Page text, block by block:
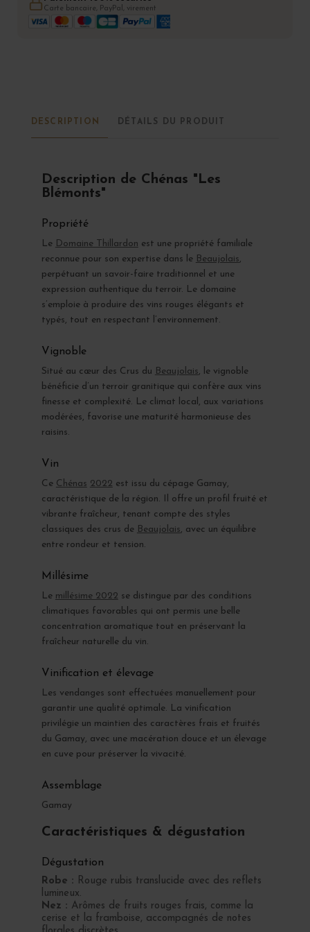
Carte bancaire, PayPal, virement
DESCRIPTION DÉTAILS DU PRODUIT
Description de Chénas "Les
Blémonts"
Propriété
Le Domaine Thillardon est une propriété familiale
reconnue pour son expertise dans le Beaujolais,
perpétuant un savoir-faire traditionnel et une
expression authentique du terroir. Le domaine
s’emploie à produire des vins rouges élégants et
typés, tout en respectant l’environnement.
Vignoble
Situé au cœur des Crus du Beaujolais, le vignoble
bénéficie d’un terroir granitique qui confère aux vins
finesse et complexité. Le climat local, aux variations
modérées, favorise une maturité harmonieuse des
raisins.
Vin
Ce Chénas 2022 est issu du cépage Gamay,
caractéristique de la région. Il offre un profil fruité et
vibrante fraîcheur, tenant compte des styles
classiques des crus de Beaujolais, avec un équilibre
entre rondeur et tension.
Millésime
Le millésime 2022 se distingue par des conditions
climatiques favorables qui ont permis une belle
concentration aromatique tout en préservant la
fraîcheur naturelle du vin.
Vinification et élevage
Les vendanges sont effectuées manuellement pour
garantir une qualité optimale. La vinification
privilégie un maintien des caractères frais et fruités
du Gamay, avec une macération douce et un élevage
en cuve pour préserver la vivacité.
Assemblage
Gamay
Caractéristiques & dégustation
Dégustation
Robe : Rouge rubis translucide avec des reflets
lumineux.
Nez : Arômes de fruits rouges frais, comme la
cerise et la framboise, accompagnés de notes